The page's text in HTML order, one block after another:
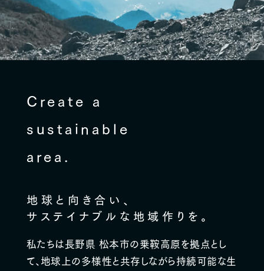
春夏秋冬、心震える感動が待っています
乗鞍のアクティビティ
スノーシューツアー＆E-BIKEツア
ー
長期滞在プラン（4泊以上）
Create a
sustainable
area.
地球と向き合い、
サステイナブルな地域作りを。
私たちは長野県 松本市の乗鞍高原を拠点とし
て、地球上の多様性と共存しながら持続可能な生